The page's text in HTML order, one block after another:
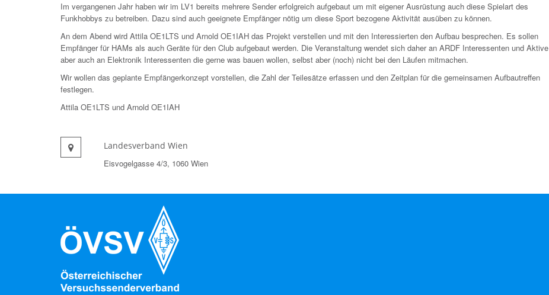
Im vergangenen Jahr haben wir im LV1 bereits mehrere Sender erfolgreich aufgebaut um mit eigener Ausrüstung auch diese Spielart des
Funkhobbys zu betreiben. Dazu sind auch geeignete Empfänger nötig um diese Sport bezogene Aktivität ausüben zu können.
An dem Abend wird Attila OE1LTS und Arnold OE1IAH das Projekt verstellen und mit den Interessierten den Aufbau besprechen. Es sollen
Empfänger für HAMs als auch Geräte für den Club aufgebaut werden. Die Veranstaltung wendet sich daher an ARDF Interessenten und Aktive
aber auch an Elektronik Interessenten die gerne was bauen wollen, selbst aber (noch) nicht bei den Läufen mitmachen.
Wir wollen das geplante Empfängerkonzept vorstellen, die Zahl der Teilesätze erfassen und den Zeitplan für die gemeinsamen Aufbautreffen
festlegen.
Attila OE1LTS und Arnold OE1IAH
Landesverband Wien
Eisvogelgasse 4/3, 1060 Wien